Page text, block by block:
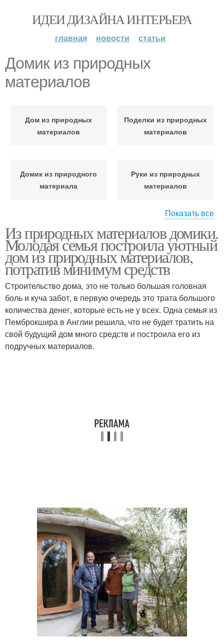
ИДЕИ ДИЗАЙНА ИНТЕРЬЕРА
главная новости статьи
Домик из природных
материалов
Дом из природных
материалов
Поделки из природных
материалов
Домик из природного
материала
Руки из природных
материалов
материала
материала
Домик из веток Домик из веточек
Декоративный домик
Руки из подручных
Показать все
Из природных материалов домики.
Молодая семья построила уютный
дом из природных материалов,
потратив минимум средств
Строительство дома, это не только большая головная
боль и куча забот, в первую очередь это трата большого
количества денег, которые есть не у всех. Одна семья из
Пемброкшира в Англии решила, что не будет тратить на
свой будущий дом много средств и построила его из
подручных материалов.